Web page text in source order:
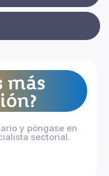
más
y póngase en
sectorial.